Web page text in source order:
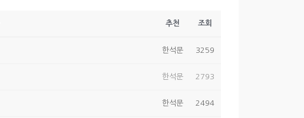
추천 조회
한석문 3259
한석문 2793
한석문 2494